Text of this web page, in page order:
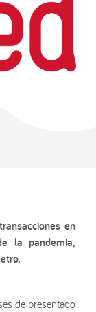
en
la pandemia,
de presentado